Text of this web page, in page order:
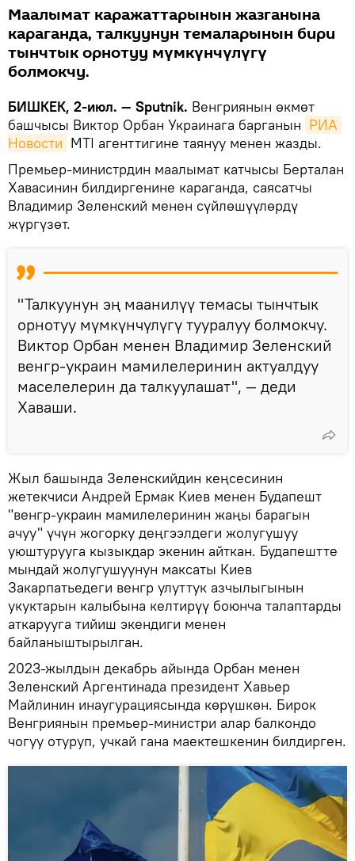
Маалымат каражаттарынын жазганына
караганда, талкуунун темаларынын бири
тынчтык орнотуу мүмкүнчүлүгү
болмокчу.
БИШКЕК, 2-июл. — Sputnik. Венгриянын өкмөт
башчысы Виктор Орбан Украинага барганын РИА
Новости MTI агенттигине таянуу менен жазды.
Премьер-министрдин маалымат катчысы Берталан
Хавасинин билдиргенине караганда, саясатчы
Владимир Зеленский менен сүйлөшүүлөрдү
жүргүзөт.
"Талкуунун эң маанилүү темасы тынчтык
орнотуу мүмкүнчүлүгү тууралуу болмокчу.
Виктор Орбан менен Владимир Зеленский
венгр-украин мамилелеринин актуалдуу
маселелерин да талкуулашат", — деди
Хаваши.
Жыл башында Зеленскийдин кеңсесинин
жетекчиси Андрей Ермак Киев менен Будапешт
"венгр-украин мамилелеринин жаңы барагын
ачуу" үчүн жогорку деңгээлдеги жолугушуу
уюштурууга кызыкдар экенин айткан. Будапештте
мындай жолугушуунун максаты Киев
Закарпатьедеги венгр улуттук азчылыгынын
укуктарын калыбына келтирүү боюнча талаптарды
аткарууга тийиш экендиги менен
байланыштырылган.
2023-жылдын декабрь айында Орбан менен
Зеленский Аргентинада президент Хавьер
Майлинин инаугурациясында көрүшкөн. Бирок
Венгриянын премьер-министри алар балкондо
чогуу отуруп, учкай гана маектешкенин билдирген.